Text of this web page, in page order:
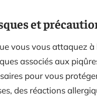
et
vous vous attaquez
associés aux
pour vous
des réactions